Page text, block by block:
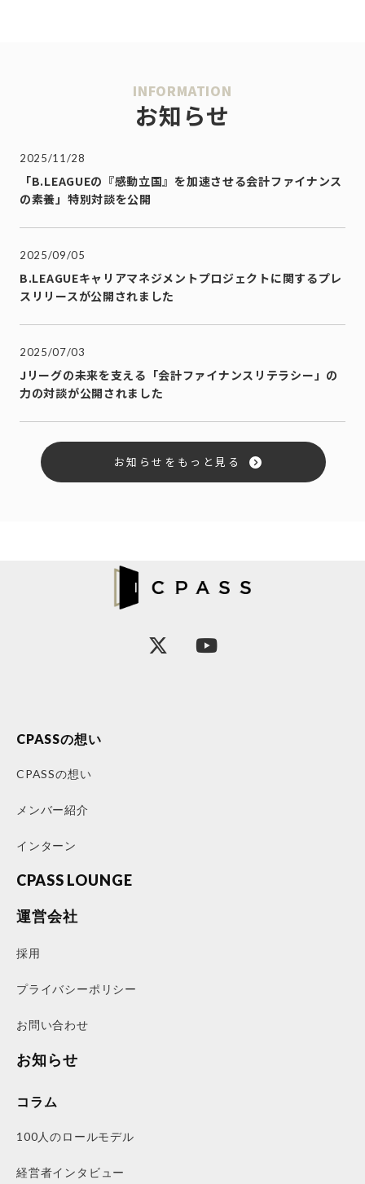
INFORMATION
お知らせ
2025/11/28
「B.LEAGUEの『感動立国』を加速させる会計ファイナンス
の素養」特別対談を公開
2025/09/05
B.LEAGUEキャリアマネジメントプロジェクトに関するプレ
スリリースが公開されました
2025/07/03
Jリーグの未来を支える「会計ファイナンスリテラシー」の
力の対談が公開されました
お知らせをもっと見る
CPASSの想い
CPASSの想い
メンバー紹介
インターン
CPASS LOUNGE
運営会社
採用
プライバシーポリシー
お問い合わせ
お知らせ
コラム
100人のロールモデル
経営者インタビュー